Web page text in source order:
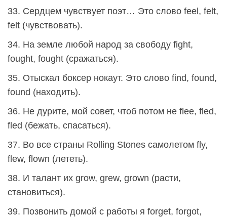
33. Сердцем чувствует поэт… Это слово feel, felt,
felt (чувствовать).
34. На земле любой народ за свободу fight,
fought, fought (сражаться).
35. Отыскал боксер нокаут. Это слово find, found,
found (находить).
36. Не дурите, мой совет, чтоб потом не flee, fled,
fled (бежать, спасаться).
37. Во все страны Rolling Stones самолетом fly,
flew, flown (лететь).
38. И талант их grow, grew, grown (расти,
становиться).
39. Позвонить домой с работы я forget, forgot,